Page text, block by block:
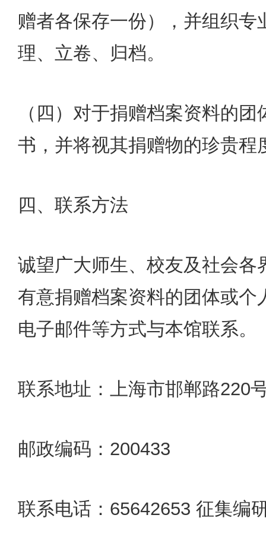
赠者各保存一份），并组织
理、立卷、归档。
（四）对于捐赠档案资料的
书，并将视其捐赠物的珍贵程
四、联系方法
诚望广大师生、校友及社会
有意捐赠档案资料的团体或
电子邮件等方式与本馆联系。
联系地址：上海市邯郸路220
邮政编码：200433
联系电话：65642653 征集编